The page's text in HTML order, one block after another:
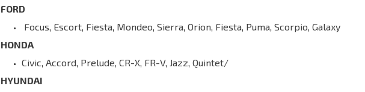
FORD
Focus, Escort, Fiesta, Mondeo, Sierra, Orion, Fiesta, Puma, Scorpio, Galaxy
HONDA
Civic, Accord, Prelude, CR-X, FR-V, Jazz, Quintet/
HYUNDAI